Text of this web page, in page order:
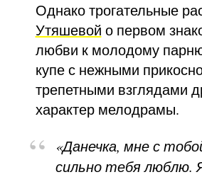
Однако трогательные
Утяшевой о первом
любви к молодому
купе с нежными
трепетными взглядами
характер мелодрамы.
«Данечка, мне с
сильно тебя люблю.